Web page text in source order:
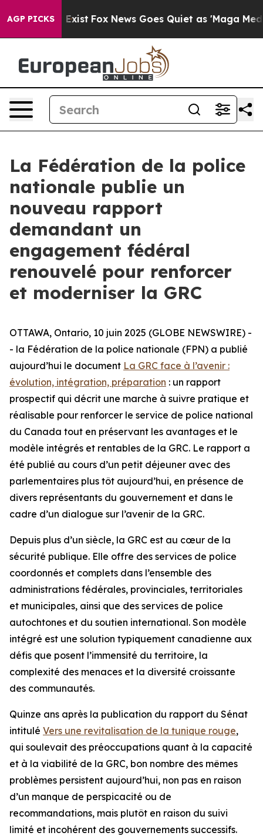
AGP PICKS
They Exist Fox News Goes Quiet as 'Maga Media
La Fédération de la police
nationale publie un
nouveau rapport
demandant un
engagement fédéral
renouvelé pour renforcer
et moderniser la GRC
OTTAWA, Ontario, 10 juin 2025 (GLOBE NEWSWIRE) -
- la Fédération de la police nationale (FPN) a publié
aujourd’hui le document La GRC face à l’avenir :
évolution, intégration, préparation : un rapport
prospectif qui décrit une marche à suivre pratique et
réalisable pour renforcer le service de police national
du Canada tout en préservant les avantages et le
modèle intégrés et rentables de la GRC. Le rapport a
été publié au cours d’un petit déjeuner avec des
parlementaires plus tôt aujourd’hui, en présence de
divers représentants du gouvernement et dans le
cadre d’un dialogue sur l’avenir de la GRC.
Depuis plus d’un siècle, la GRC est au cœur de la
sécurité publique. Elle offre des services de police
coordonnés et complets dans l’ensemble des
administrations fédérales, provinciales, territoriales
et municipales, ainsi que des services de police
autochtones et du soutien international. Son modèle
intégré est une solution typiquement canadienne aux
défis que posent l’immensité du territoire, la
complexité des menaces et la diversité croissante
des communautés.
Quinze ans après la publication du rapport du Sénat
intitulé Vers une revitalisation de la tunique rouge,
qui soulevait des préoccupations quant à la capacité
et à la viabilité de la GRC, bon nombre des mêmes
problèmes persistent aujourd’hui, non pas en raison
d’un manque de perspicacité ou de
recommandations, mais plutôt en raison du suivi
limité et incohérent des gouvernements successifs.